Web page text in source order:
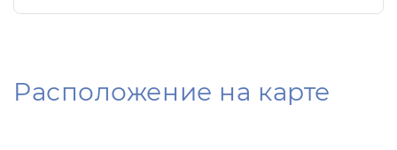
Расположение на карте